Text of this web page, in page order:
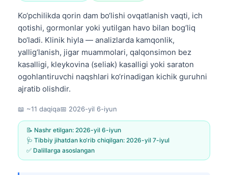
Ko‘pchilikda qorin dam bo‘lishi ovqatlanish vaqti, ich
qotishi, gormonlar yoki yutilgan havo bilan bog‘liq
bo‘ladi. Klinik hiyla — analizlarda kamqonlik,
yallig‘lanish, jigar muammolari, qalqonsimon bez
kasalligi, kleykovina (seliak) kasalligi yoki saraton
ogohlantiruvchi naqshlari ko‘rinadigan kichik guruhni
ajratib olishdir.
📖 ~11 daqiqa📅 2026-yil 6-iyun
📝 Nashr etilgan: 2026-yil 6-iyun
🩺 Tibbiy jihatdan ko‘rib chiqilgan: 2026-yil 7-iyul
✅ Dalillarga asoslangan